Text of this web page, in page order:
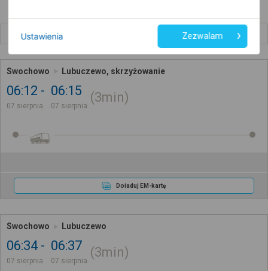
Swochowo Lubuczewo, skrzyżowanie
06:12
07 sierpnia
06:15
07 sierpnia
3min
Doładuj EM-kartę
Swochowo Lubuczewo
06:34
07 sierpnia
06:37
07 sierpnia
3min
Ustawienia Zezwalam